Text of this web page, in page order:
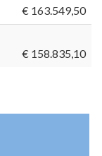
€ 163.549,50
€ 158.835,10